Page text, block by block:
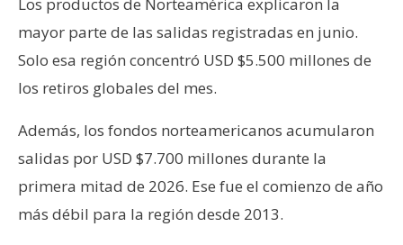
Los productos de Norteamérica explicaron la
mayor parte de las salidas registradas en junio.
Solo esa región concentró USD $5.500 millones de
los retiros globales del mes.
Además, los fondos norteamericanos acumularon
salidas por USD $7.700 millones durante la
primera mitad de 2026. Ese fue el comienzo de año
más débil para la región desde 2013.